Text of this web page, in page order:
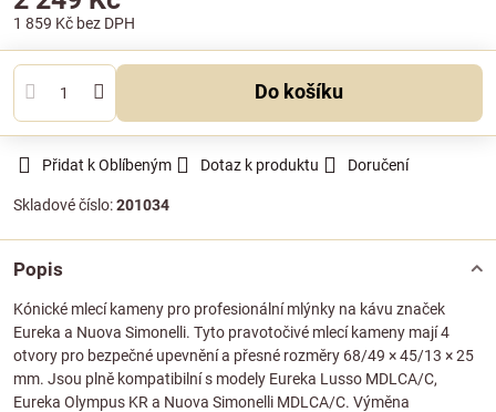
1 859 Kč bez DPH
Do košíku
Přidat k Oblíbeným Dotaz k produktu Doručení
Skladové číslo:201034
Popis
Kónické mlecí kameny pro profesionální mlýnky na kávu značek
Eureka a Nuova Simonelli. Tyto pravotočivé mlecí kameny mají 4
otvory pro bezpečné upevnění a přesné rozměry 68/49 × 45/13 × 25
mm. Jsou plně kompatibilní s modely Eureka Lusso MDLCA/C,
Eureka Olympus KR a Nuova Simonelli MDLCA/C. Výměna